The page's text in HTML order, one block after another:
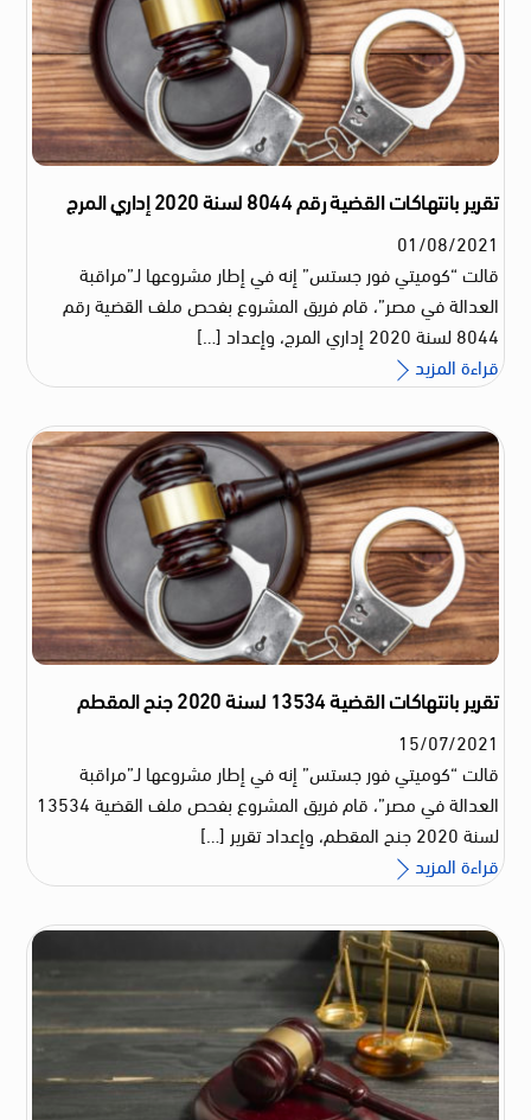
تقرير بانتهاكات القضية رقم 8044 لسنة 2020 إداري المرج
01/08/2021
قالت “كوميتي فور جستس” إنه في إطار مشروعها لـ”مراقبة
العدالة في مصر”، قام فريق المشروع بفحص ملف القضية رقم
8044 لسنة 2020 إداري المرج، وإعداد […]
قراءة المزيد
تقرير بانتهاكات القضية 13534 لسنة 2020 جنح المقطم
15/07/2021
قالت “كوميتي فور جستس” إنه في إطار مشروعها لـ”مراقبة
العدالة في مصر”، قام فريق المشروع بفحص ملف القضية 13534
لسنة 2020 جنح المقطم، وإعداد تقرير […]
قراءة المزيد